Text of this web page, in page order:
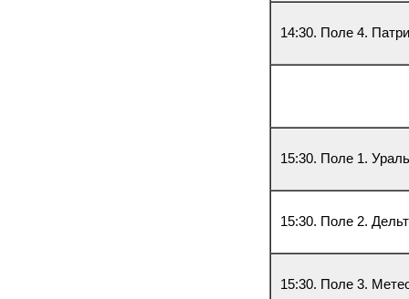
14:30. Поле 4.
15:30. Поле 1.
15:30. Поле 2.
15:30. Поле 3.